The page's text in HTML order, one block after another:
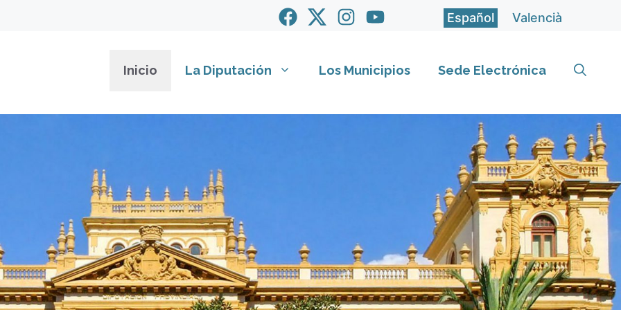
Español Valencià
Inicio La Diputación Los Municipios Sede Electrónica